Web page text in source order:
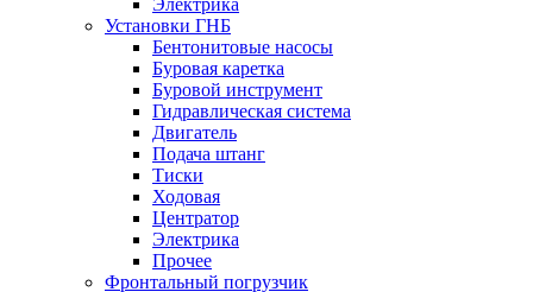
Электрика
Установки ГНБ
Бентонитовые насосы
Буровая каретка
Буровой инструмент
Гидравлическая система
Двигатель
Подача штанг
Тиски
Ходовая
Центратор
Электрика
Прочее
Фронтальный погрузчик